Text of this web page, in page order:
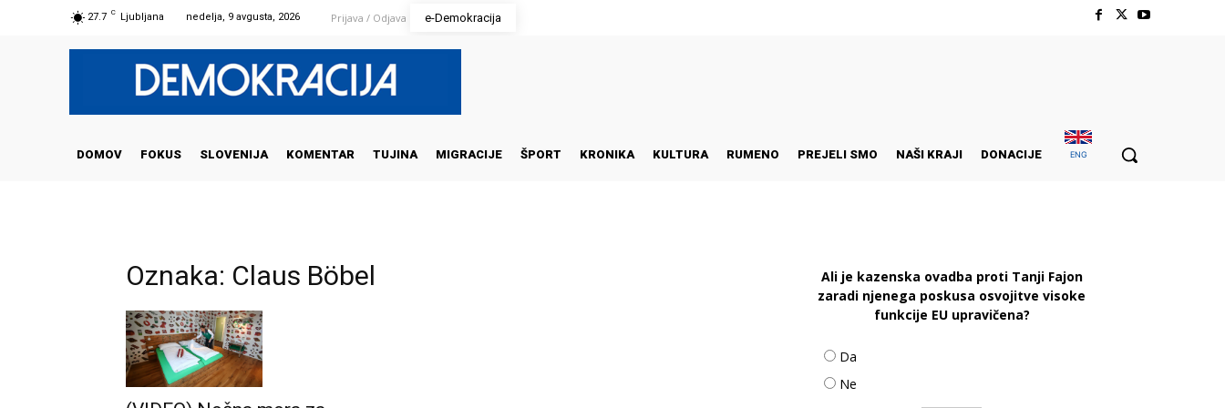
27.7 C Ljubljana nedelja, 9 avgusta, 2026 Prijava / Odjava e-Demokracija
DOMOV FOKUS SLOVENIJA KOMENTAR TUJINA MIGRACIJE ŠPORT KRONIKA KULTURA RUMENO PREJELI SMO NAŠI KRAJI DONACIJE ENG
Oznaka: Claus Böbel
Ali je kazenska ovadba proti Tanji Fajon
zaradi njenega poskusa osvojitve visoke
funkcije EU upravičena?
Da
Ne